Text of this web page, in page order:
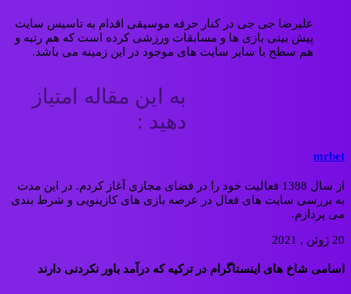
علیرضا جی جی در کنار حرفه موسیقی اقدام به تاسیس سایت
پیش بینی بازی ها و مسابقات ورزشی کرده است که هم رتبه و
هم سطح با سایر سایت های موجود در این زمینه می باشد.
به این مقاله امتیاز
دهید :
mrbet
از سال 1388 فعالیت خود را در فضای مجازی آغاز کردم. در این مدت
به بررسی سایت های فعال در عرصه بازی های کازینویی و شرط بندی
می پردازم.
20 ژوئن , 2021
اسامی شاخ های اینستاگرام در ترکیه که درآمد باور نکردنی دارند